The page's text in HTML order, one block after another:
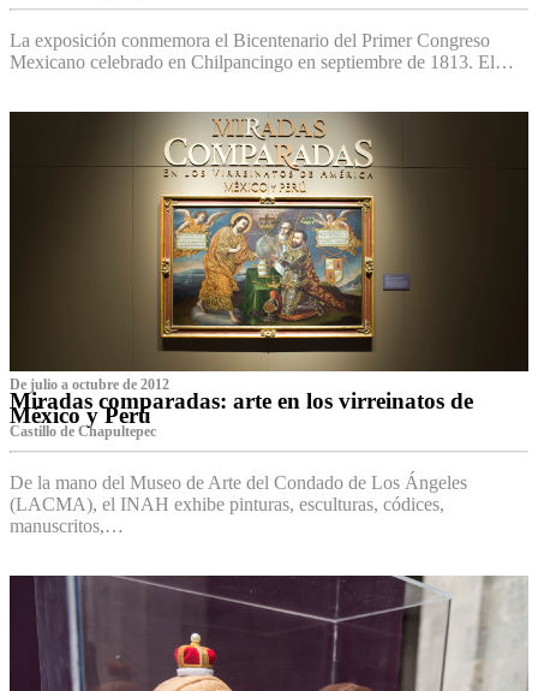
La exposición conmemora el Bicentenario del Primer Congreso
Mexicano celebrado en Chilpancingo en septiembre de 1813. El…
De julio a octubre de 2012
Miradas comparadas: arte en los virreinatos de
México y Perú
Castillo de Chapultepec
De la mano del Museo de Arte del Condado de Los Ángeles
(LACMA), el INAH exhibe pinturas, esculturas, códices,
manuscritos,…